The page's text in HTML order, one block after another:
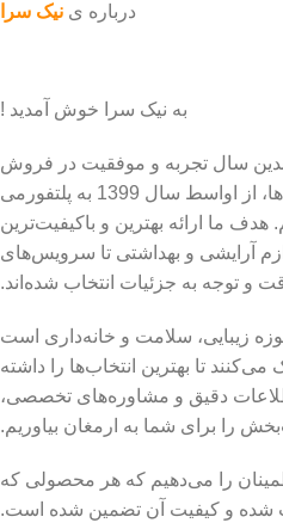
درباره ی نیک سرا
به نیک سرا خوش آمدید !
سال تجربه و موفقیت در فروش
محصولات در مارکت‌پلیس‌ها، از اواسط سال 1399 به پلتفورمی
ما ارائه بهترین و باکیفیت‌ترین
آرایشی و بهداشتی تا سرویس‌های
و توجه به جزئیات انتخاب شده‌اند.
زیبایی، سلامت و خانه‌داری است
تا بهترین انتخاب‌ها را داشته
دقیق و مشاوره‌های تخصصی،
را برای شما به ارمغان بیاوریم.
را می‌دهیم که هر محصولی که
شده و کیفیت آن تضمین شده است.